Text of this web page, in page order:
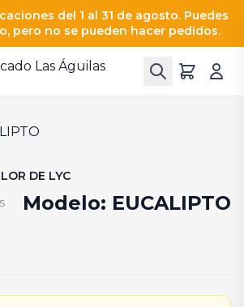
del 1 al 31 de agosto. Puedes
pero no se pueden hacer pedidos.
DE LYC
Modelo: EUCALIPTO